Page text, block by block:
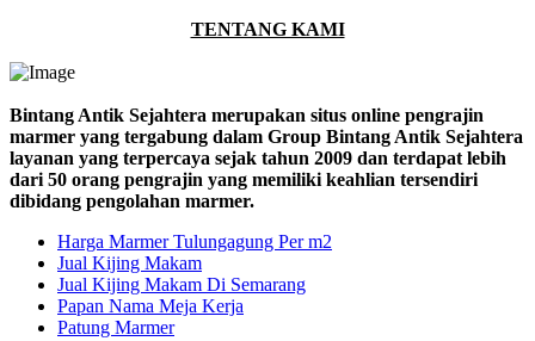
TENTANG KAMI
Bintang Antik Sejahtera merupakan situs online pengrajin
marmer yang tergabung dalam Group Bintang Antik Sejahtera
layanan yang terpercaya sejak tahun 2009 dan terdapat lebih
dari 50 orang pengrajin yang memiliki keahlian tersendiri
dibidang pengolahan marmer.
Harga Marmer Tulungagung Per m2
Jual Kijing Makam
Jual Kijing Makam Di Semarang
Papan Nama Meja Kerja
Patung Marmer